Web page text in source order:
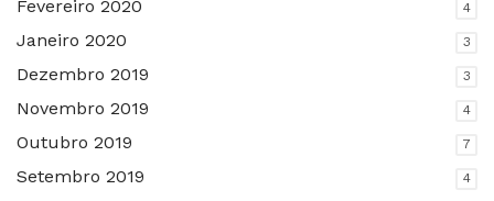
Fevereiro 2020 4
Janeiro 2020 3
Dezembro 2019 3
Novembro 2019 4
Outubro 2019 7
Setembro 2019 4